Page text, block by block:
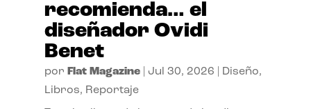
recomienda… el
diseñador Ovidi
Benet
por Flat Magazine| Jul 30, 2026 Diseño,
Libros, Reportaje